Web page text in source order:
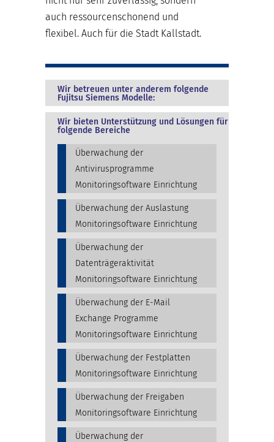
auch ressourcenschonend und
flexibel. Auch für die Stadt Kallstadt.
Wir betreuen unter anderem folgende
Fujitsu Siemens Modelle:
Wir bieten Unterstützung und Lösungen für
folgende Bereiche
Überwachung der
Antivirusprogramme
Monitoringsoftware Einrichtung
Überwachung der Auslastung
Monitoringsoftware Einrichtung
Überwachung der
Datenträgeraktivität
Monitoringsoftware Einrichtung
Überwachung der E-Mail
Exchange Programme
Monitoringsoftware Einrichtung
Überwachung der Festplatten
Monitoringsoftware Einrichtung
Überwachung der Freigaben
Monitoringsoftware Einrichtung
Überwachung der